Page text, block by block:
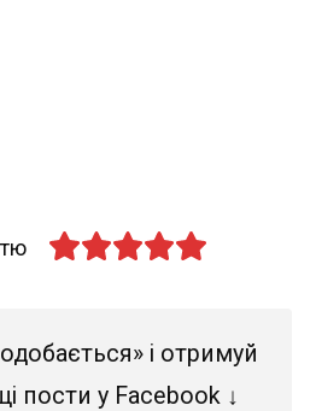
і отримуй
пости у Facebook ↓